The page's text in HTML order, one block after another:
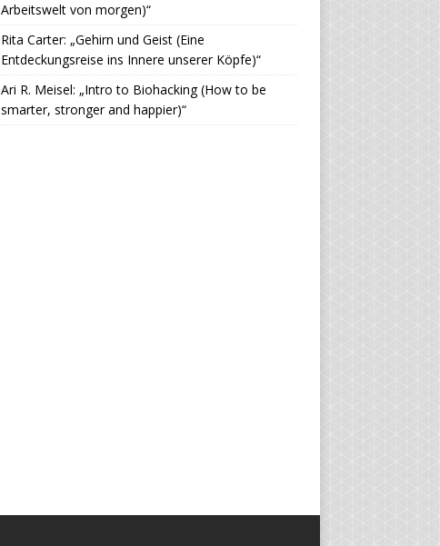
Arbeitswelt von morgen)“
Rita Carter: „Gehirn und Geist (Eine
Entdeckungsreise ins Innere unserer Köpfe)“
Ari R. Meisel: „Intro to Biohacking (How to be
smarter, stronger and happier)“